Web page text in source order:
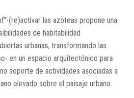
(re)activar las azoteas propone una
de habitabilidad
urbanas, transformando las
en un espacio arquitectónico para
soporte de actividades asociadas a
elevado sobre el paisaje urbano.